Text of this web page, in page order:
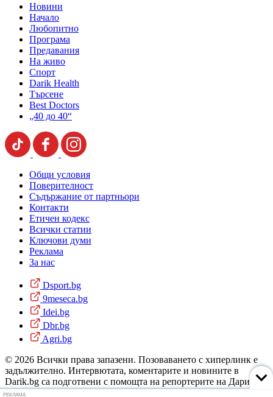
Новини
Начало
Любопитно
Програма
Предавания
На живо
Спорт
Darik Health
Търсене
Best Doctors
„40 до 40“
Общи условия
Поверителност
Съдържание от партньори
Контакти
Етичен кодекс
Всички статии
Ключови думи
Реклама
За нас
Dsport.bg
9meseca.bg
Idei.bg
Dbr.bg
Agri.bg
© 2026 Всички права запазени. Позоваването с хиперлинк е
задължително. Интервютата, коментарите и новините в
Darik.bg са подготвени с помощта на репортерите на Дарик
Радио и новинарските емисии на радиото. Снимки: Дарик
РЕКЛАМА